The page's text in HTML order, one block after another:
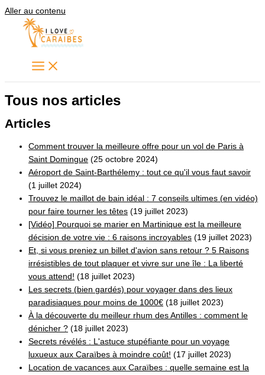
Aller au contenu
Tous nos articles
Articles
Comment trouver la meilleure offre pour un vol de Paris à
Saint Domingue (25 octobre 2024)
Aéroport de Saint-Barthélemy : tout ce qu'il vous faut savoir
(1 juillet 2024)
Trouvez le maillot de bain idéal : 7 conseils ultimes (en vidéo)
pour faire tourner les têtes (19 juillet 2023)
[Vidéo] Pourquoi se marier en Martinique est la meilleure
décision de votre vie : 6 raisons incroyables (19 juillet 2023)
Et, si vous preniez un billet d'avion sans retour ? 5 Raisons
irrésistibles de tout plaquer et vivre sur une île : La liberté
vous attend! (18 juillet 2023)
Les secrets (bien gardés) pour voyager dans des lieux
paradisiaques pour moins de 1000€ (18 juillet 2023)
À la découverte du meilleur rhum des Antilles : comment le
dénicher ? (18 juillet 2023)
Secrets révélés : L'astuce stupéfiante pour un voyage
luxueux aux Caraïbes à moindre coût! (17 juillet 2023)
Location de vacances aux Caraïbes : quelle semaine est la